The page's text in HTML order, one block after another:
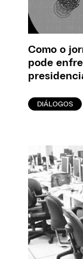
Como o
pode
DIÁLOGOS